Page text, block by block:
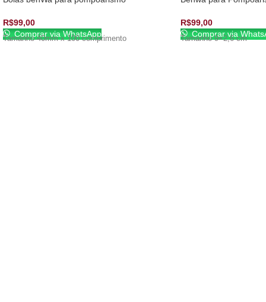
R$99,00
Comprar via WhatsApp
Tamanho 40mm x 100 comprimento
R$99,00
Comprar via
Tamanho 9×2,6 cm